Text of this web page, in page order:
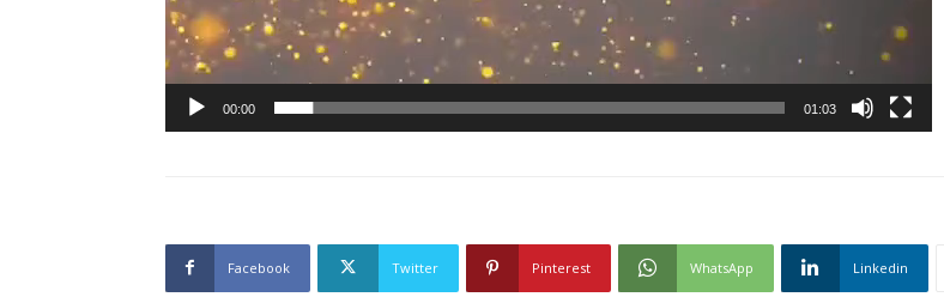
00:00 01:03
Facebook Twitter Pinterest WhatsApp Linkedin